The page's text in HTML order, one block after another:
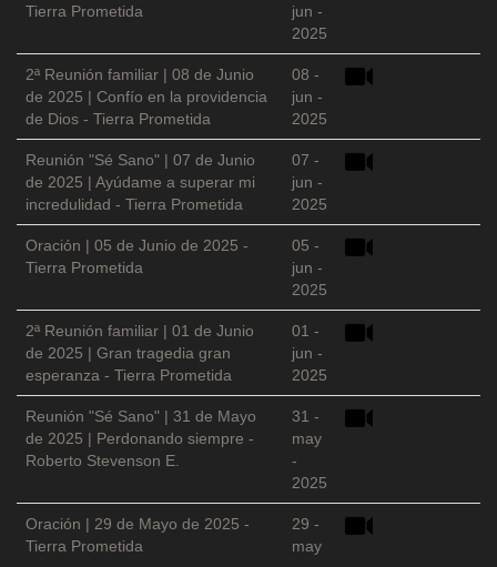
Tierra Prometida
jun -
2025
2ª Reunión familiar | 08 de Junio
de 2025 | Confío en la providencia
de Dios - Tierra Prometida
08 -
jun -
2025
Reunión "Sé Sano" | 07 de Junio
de 2025 | Ayúdame a superar mi
incredulidad - Tierra Prometida
07 -
jun -
2025
Oración | 05 de Junio de 2025 -
Tierra Prometida
05 -
jun -
2025
2ª Reunión familiar | 01 de Junio
de 2025 | Gran tragedia gran
esperanza - Tierra Prometida
01 -
jun -
2025
Reunión "Sé Sano" | 31 de Mayo
de 2025 | Perdonando siempre -
Roberto Stevenson E.
31 -
may
-
2025
Oración | 29 de Mayo de 2025 -
Tierra Prometida
29 -
may